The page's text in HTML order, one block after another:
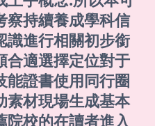
察持續養成學科信
識進行相關初步銜
合適選擇定位對于
能證書使用同行圈
素材現場生成基本
院校的在讀者進入